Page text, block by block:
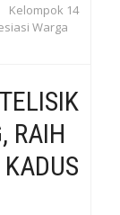
Kelompok 14
Warga
RAIH